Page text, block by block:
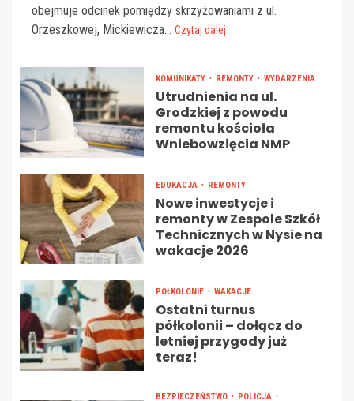
obejmuje odcinek pomiędzy skrzyżowaniami z ul.
Orzeszkowej, Mickiewicza... Czytaj dalej
KOMUNIKATY REMONTY WYDARZENIA
Utrudnienia na ul.
Grodzkiej z powodu
remontu kościoła
Wniebowzięcia NMP
EDUKACJA REMONTY
Nowe inwestycje i
remonty w Zespole Szkół
Technicznych w Nysie na
wakacje 2026
PÓŁKOLONIE WAKACJE
Ostatni turnus
półkolonii – dołącz do
letniej przygody już
teraz!
BEZPIECZEŃSTWO POLICJA